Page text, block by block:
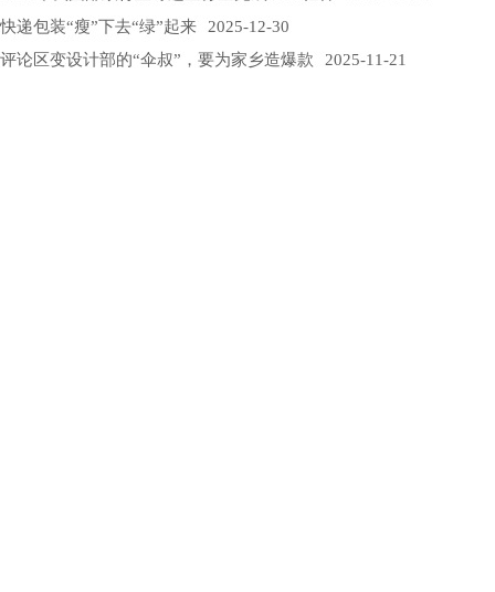
快递包装“瘦”下去“绿”起来 2025-12-30
评论区变设计部的“伞叔”，要为家乡造爆款 2025-11-21